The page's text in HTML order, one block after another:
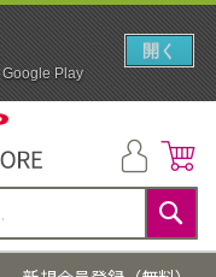
検
索
Play
開く